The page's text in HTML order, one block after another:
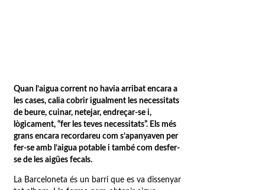
Quan l’aigua corrent no havia arribat encara a
les cases, calia cobrir igualment les necessitats
de beure, cuinar, netejar, endreçar-se i,
lògicament, “fer les teves necessitats”. Els més
grans encara recordareu com s’apanyaven per
fer-se amb l’aigua potable i també com desfer-
se de les aigües fecals.
La Barceloneta és un barri que es va dissenyar